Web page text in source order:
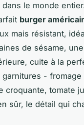
dans le monde
burger
mais résistant,
de sésame,
cuite à la
garnitures - fromage
croquante, tomate
sûr, le détail qui